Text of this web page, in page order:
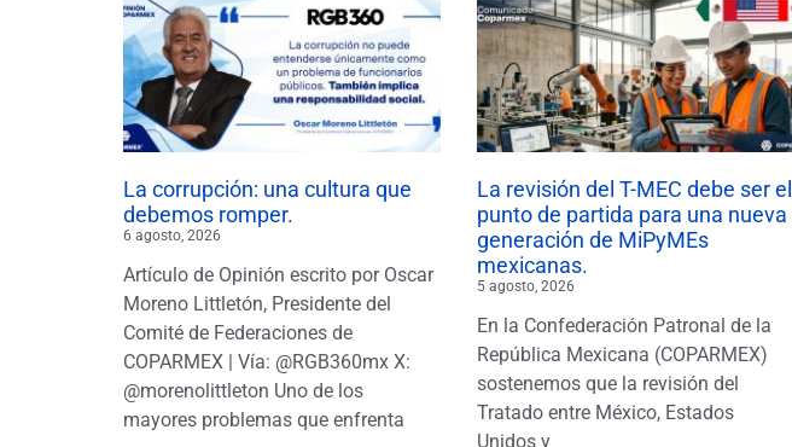
La corrupción: una cultura que
debemos romper.
6 agosto, 2026
Artículo de Opinión escrito por Oscar
Moreno Littletón, Presidente del
Comité de Federaciones de
COPARMEX | Vía: @RGB360mx X:
@morenolittleton Uno de los
mayores problemas que enfrenta
La revisión del T-MEC debe ser el
punto de partida para una nueva
generación de MiPyMEs
mexicanas.
5 agosto, 2026
En la Confederación Patronal de la
República Mexicana (COPARMEX)
sostenemos que la revisión del
Tratado entre México, Estados
Unidos y